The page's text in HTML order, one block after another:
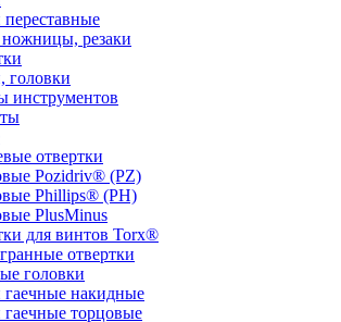
резаки
головки
инструментов
отвертки
Pozidriv® (PZ)
Phillips® (PH)
PlusMinus
для винтов Torx®
отвертки
головки
накидные
торцовые